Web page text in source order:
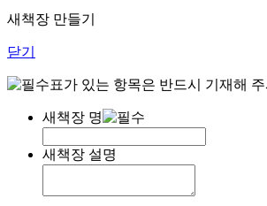
새책장 만들기
닫기
표가 있는 항목은 반드시 기재해
새책장 명
새책장 설명